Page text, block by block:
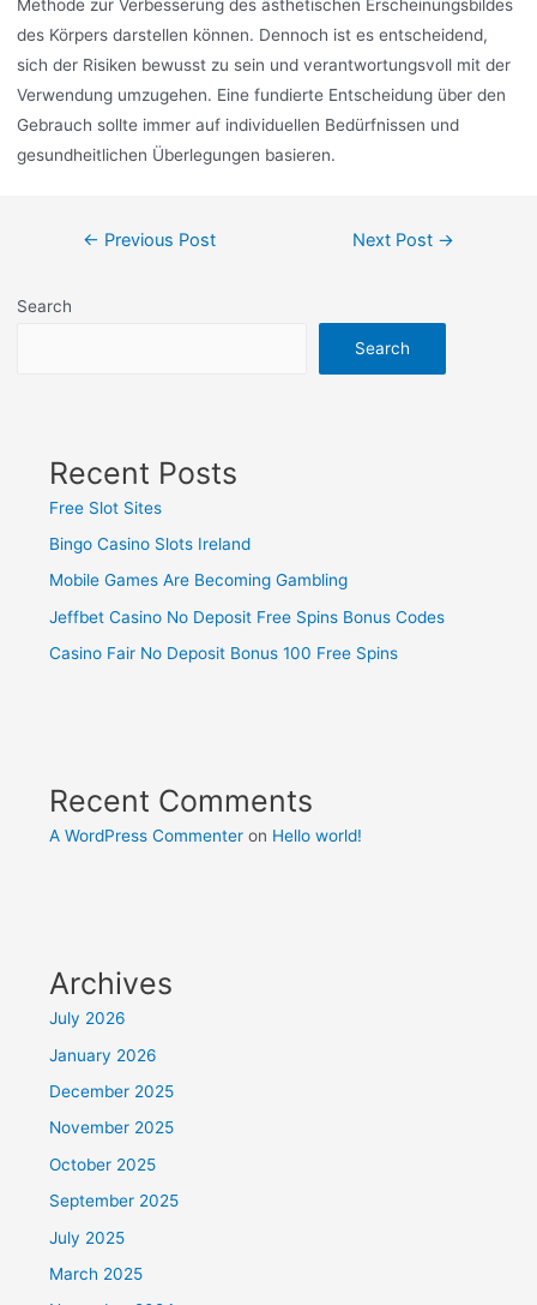
Methode zur Verbesserung des ästhetischen Erscheinungsbildes
des Körpers darstellen können. Dennoch ist es entscheidend,
sich der Risiken bewusst zu sein und verantwortungsvoll mit der
Verwendung umzugehen. Eine fundierte Entscheidung über den
Gebrauch sollte immer auf individuellen Bedürfnissen und
gesundheitlichen Überlegungen basieren.
← Previous Post Next Post →
Search
Search
Recent Posts
Free Slot Sites
Bingo Casino Slots Ireland
Mobile Games Are Becoming Gambling
Jeffbet Casino No Deposit Free Spins Bonus Codes
Casino Fair No Deposit Bonus 100 Free Spins
Recent Comments
A WordPress Commenter on Hello world!
Archives
July 2026
January 2026
December 2025
November 2025
October 2025
September 2025
July 2025
March 2025